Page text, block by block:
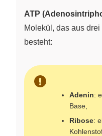
ATP
Molekül, das aus
besteht:
Adenin:
Base,
Ribose: